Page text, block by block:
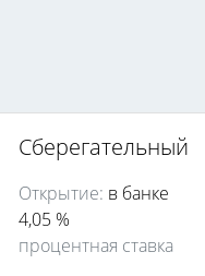
Сберегательный
Открытие: в банке
4,05 %
процентная ставка